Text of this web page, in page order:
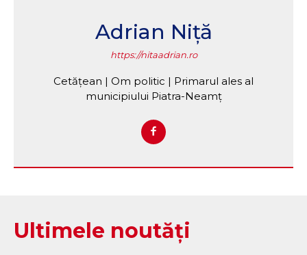
Adrian Niță
https://nitaadrian.ro
Cetățean | Om politic | Primarul ales al
municipiului Piatra-Neamț
Ultimele noutăți